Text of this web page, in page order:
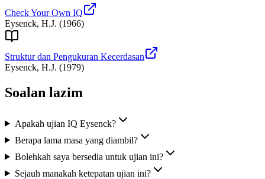
Check Your Own IQ
Eysenck, H.J. (1966)
Struktur dan Pengukuran Kecerdasan
Eysenck, H.J. (1979)
Soalan lazim
Apakah ujian IQ Eysenck?
Berapa lama masa yang diambil?
Bolehkah saya bersedia untuk ujian ini?
Sejauh manakah ketepatan ujian ini?